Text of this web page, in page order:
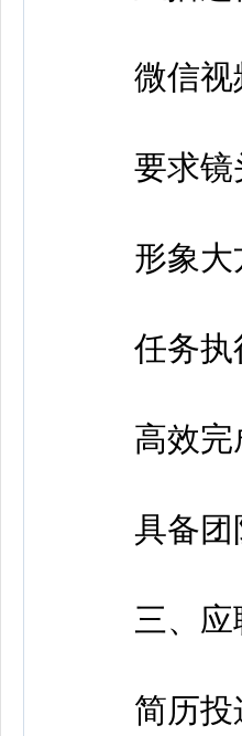
微信视
要求镜头
形象大
任务执
高效完
具备团
三、应
简历投递